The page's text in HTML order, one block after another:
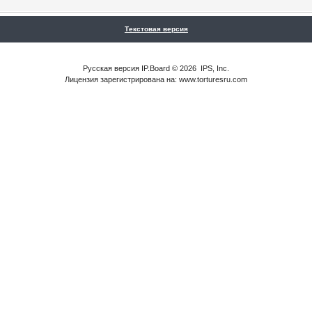
Текстовая версия
Русская версия IP.Board© 2026 IPS, Inc
Лицензия зарегистрирована на: www.torturesru.com